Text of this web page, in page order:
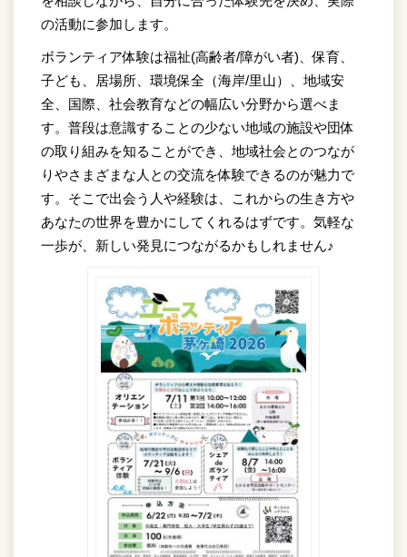
の活動に参加します。
ボランティア体験は福祉(高齢者/障がい者)、保育、
子ども、居場所、環境保全（海岸/里山）、地域安
全、国際、社会教育などの幅広い分野から選べま
す。普段は意識することの少ない地域の施設や団体
の取り組みを知ることができ、地域社会とのつなが
りやさまざまな人との交流を体験できるのが魅力で
す。そこで出会う人や経験は、これからの生き方や
あなたの世界を豊かにしてくれるはずです。気軽な
一歩が、新しい発見につながるかもしれません♪